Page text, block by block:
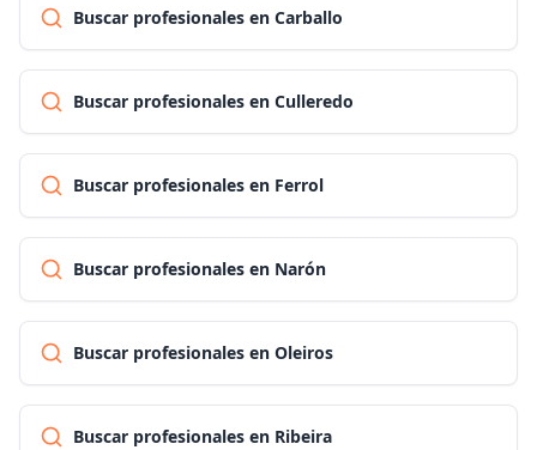
Buscar profesionales en Carballo
Buscar profesionales en Culleredo
Buscar profesionales en Ferrol
Buscar profesionales en Narón
Buscar profesionales en Oleiros
Buscar profesionales en Ribeira